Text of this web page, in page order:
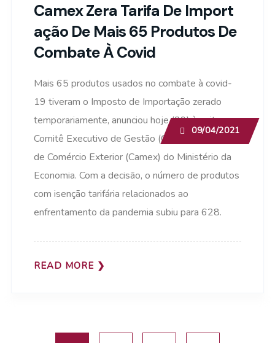
Camex Zera Tarifa De Import
Ação De Mais 65 Produtos De
Combate À Covid
09/04/2021
Mais 65 produtos usados no combate à covid-
19 tiveram o Imposto de Importação zerado
temporariamente, anunciou hoje (29) à noite o
Comitê Executivo de Gestão (Gecex) da Câmara
de Comércio Exterior (Camex) do Ministério da
Economia. Com a decisão, o número de produtos
com isenção tarifária relacionados ao
enfrentamento da pandemia subiu para 628.
READ MORE